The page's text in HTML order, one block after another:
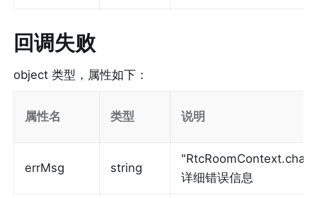
回调失败
object 类型，属性如下：
属性名 类型 说明
errMsg string
详细错误信息